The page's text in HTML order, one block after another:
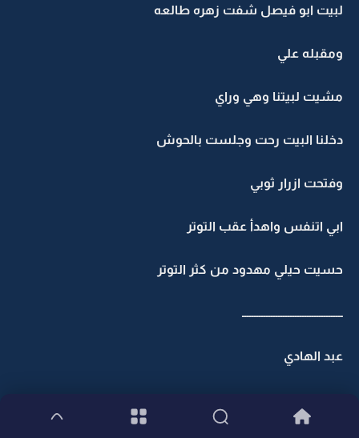
لبيت ابو فيصل شفت زهره طالعه
ومقبله علي
مشيت لبيتنا وهي وراي
دخلنا البيت رحت وجلست بالحوش
وفتحت ازرار ثوبي
ابي اتنفس واهدأ عقب التوتر
حسيت حيلي مهدود من كثر التوتر
ــــــــــــــــــــــــــــــــــــــــــ
عبد الهادي